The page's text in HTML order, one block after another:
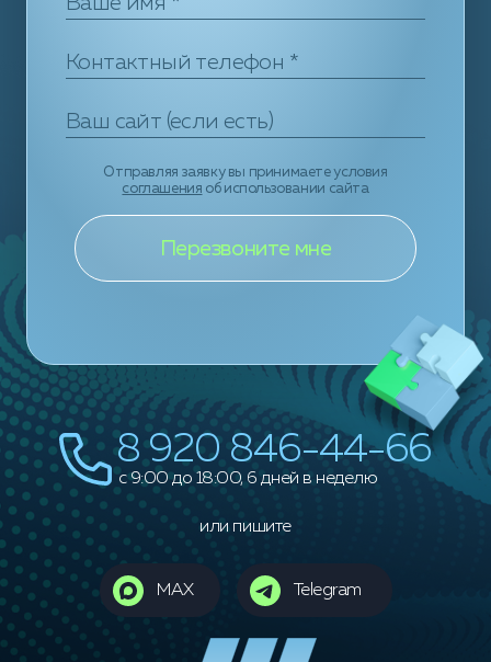
Отправляя заявку вы принимаете условия
соглашения об использовании сайта
8 920 846-44-66
c 9:00 до 18:00, 6 дней в неделю
или пишите
MAX Telegram